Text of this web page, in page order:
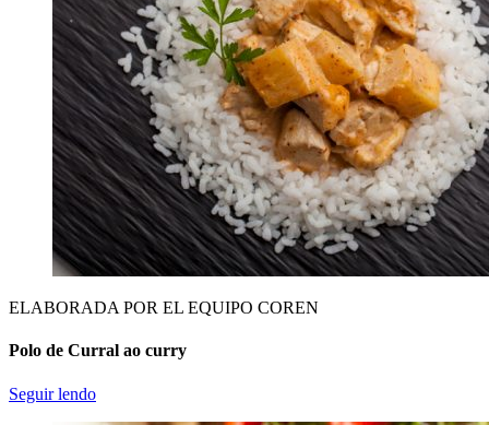
ELABORADA POR EL EQUIPO COREN
Polo de Curral ao curry
Seguir lendo